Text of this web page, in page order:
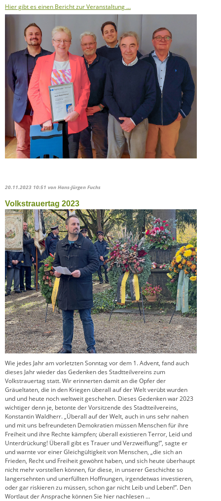
Hier gibt es einen Bericht zur Veranstaltung …
20.11.2023 10:51 von Hans-Jürgen Fuchs
Volkstrauertag 2023
Wie jedes Jahr am vorletzten Sonntag vor dem 1. Advent, fand auch
dieses Jahr wieder das Gedenken des Stadtteilvereins zum
Volkstrauertag statt. Wir erinnerten damit an die Opfer der
Gräueltaten, die in den Kriegen überall auf der Welt verübt wurden
und und heute noch weltweit geschehen. Dieses Gedenken war 2023
wichtiger denn je, betonte der Vorsitzende des Stadtteilvereins,
Konstantin Waldherr. „Überall auf der Welt, auch in uns sehr nahen
und mit uns befreundeten Demokratien müssen Menschen für ihre
Freiheit und ihre Rechte kämpfen; überall existieren Terror, Leid und
Unterdrückung! Überall gibt es Trauer und Verzweiflung!”, sagte er
und warnte vor einer Gleichgültigkeit von Menschen, „die sich an
Frieden, Recht und Freiheit gewöhnt haben, und sich heute überhaupt
nicht mehr vorstellen können, für diese, in unserer Geschichte so
langersehnten und unerfüllten Hoffnungen, irgendetwas investieren,
oder gar riskieren zu müssen, schon gar nicht Leib und Leben!”. Den
Wortlaut der Ansprache können Sie hier nachlesen …